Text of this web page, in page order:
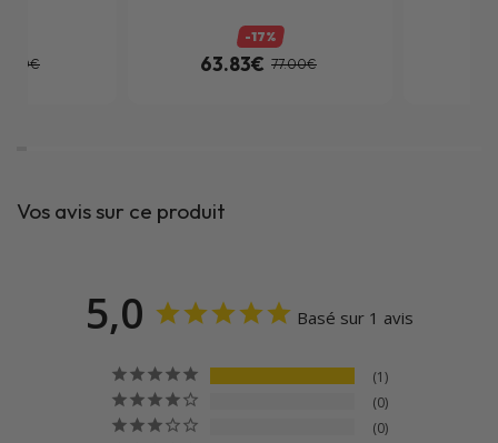
-17%
63.83€ 77.00€
Vos avis sur ce produit
5,0 Basé sur 1 avis
1
0
0